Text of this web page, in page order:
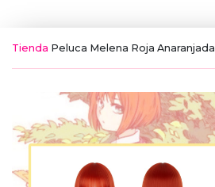
Tienda Peluca Melena Roja Anaranjada